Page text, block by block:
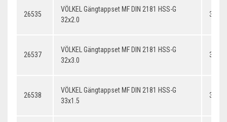
26535
VÖLKEL Gängtappset MF DIN 2181 HSS-G
32x2.0
26537
VÖLKEL Gängtappset MF DIN 2181 HSS-G
32x3.0
26538
VÖLKEL Gängtappset MF DIN 2181 HSS-G
33x1.5